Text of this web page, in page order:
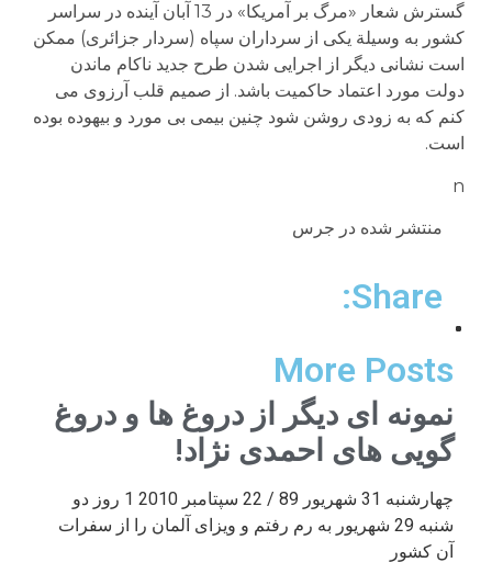
گسترش شعار «مرگ بر آمریکا» در 13 آبان آینده در سراسر
کشور به وسیلة یکی از سرداران سپاه (سردار جزائری) ممکن
است نشانی دیگر از اجرایی شدن طرح جدید ناکام ماندن
دولت مورد اعتماد حاکمیت باشد. از صمیم قلب آرزوی می
کنم که به زودی روشن شود چنین بیمی بی مورد و بیهوده بوده
است.
n
منتشر شده در جرس
Share:
More Posts
نمونه ای دیگر از دروغ ها و دروغ
گویی های احمدی نژاد!
چهارشنبه 31 شهریور 89 / 22 سپتامبر 2010 1 روز دو
شنبه 29 شهریور به رم رفتم و ویزای آلمان را از سفرات
آن کشور